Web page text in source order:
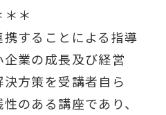
＊
することによる指導
業の成長及び経営
方策を受講者自ら
のある講座であり、